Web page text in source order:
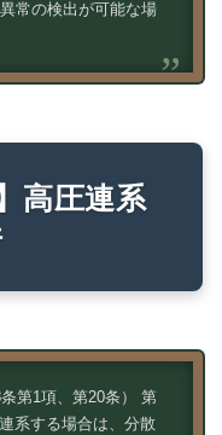
常の検出が可能な場
高圧連系
第1項、第20条） 第
系する場合は、分散